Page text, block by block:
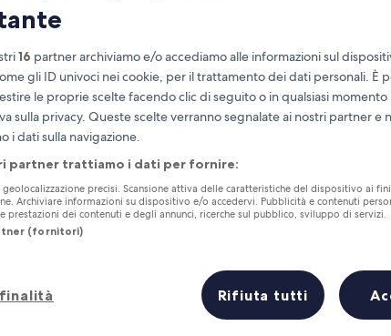
Accumula vantaggi con ogni notte di
soggiorno
7 ago - 9 ago
16 partner archiviamo e/o accediamo alle informazioni sul
gli ID univoci nei cookie, per il trattamento dei dati personali. È
le proprie scelte facendo clic di seguito o in qualsiasi momento
sulla privacy. Queste scelte verranno segnalate ai nostri partner e
i dati sulla navigazione.
partner trattiamo i dati per fornire:
precisi. Scansione attiva delle caratteristiche del dispositivo ai fini
Archiviare informazioni su dispositivo e/o accedervi. Pubblicità e contenuti
prestazioni dei contenuti e degli annunci, ricerche sul pubblico, sviluppo di servizi.
(fornitori)
Rifiuta tutti